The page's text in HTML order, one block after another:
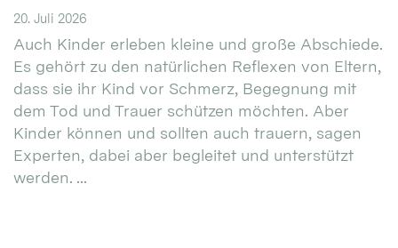
20. Juli 2026
Auch Kinder erleben kleine und große Abschiede.
Es gehört zu den natürlichen Reflexen von Eltern,
dass sie ihr Kind vor Schmerz, Begegnung mit
dem Tod und Trauer schützen möchten. Aber
Kinder können und sollten auch trauern, sagen
Experten, dabei aber begleitet und unterstützt
werden. ...